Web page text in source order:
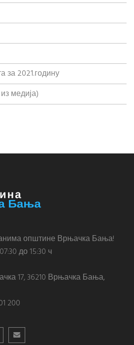
за 2021.годину
медија)
општине Врњачка Бања!
07:30 до 15:30 ч
17, 36210 Врњачка Бања,
200